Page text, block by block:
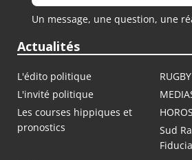
Un message, une question, une
Actualités
L'édito politique
RUGBY
L'invité politique
Les courses hippiques et
pronostics
Sud